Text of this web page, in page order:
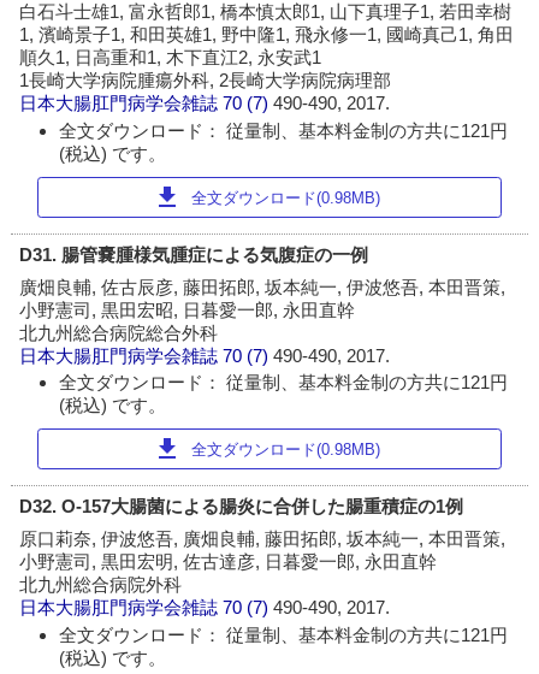
白石斗士雄1, 富永哲郎1, 橋本慎太郎1, 山下真理子1, 若田幸樹
1, 濱崎景子1, 和田英雄1, 野中隆1, 飛永修一1, 國崎真己1, 角田
順久1, 日高重和1, 木下直江2, 永安武1
1長崎大学病院腫瘍外科, 2長崎大学病院病理部
日本大腸肛門病学会雑誌 70 (7)490-490, 2017.
全文ダウンロード： 従量制、基本料金制の方共に121円
(税込) です。
download 全文ダウンロード(0.98MB)
D31. 腸管嚢腫様気腫症による気腹症の一例
廣畑良輔, 佐古辰彦, 藤田拓郎, 坂本純一, 伊波悠吾, 本田晋策,
小野憲司, 黒田宏昭, 日暮愛一郎, 永田直幹
北九州総合病院総合外科
日本大腸肛門病学会雑誌 70 (7)490-490, 2017.
全文ダウンロード： 従量制、基本料金制の方共に121円
(税込) です。
download 全文ダウンロード(0.98MB)
D32. O-157大腸菌による腸炎に合併した腸重積症の1例
原口莉奈, 伊波悠吾, 廣畑良輔, 藤田拓郎, 坂本純一, 本田晋策,
小野憲司, 黒田宏明, 佐古達彦, 日暮愛一郎, 永田直幹
北九州総合病院外科
日本大腸肛門病学会雑誌 70 (7)490-490, 2017.
全文ダウンロード： 従量制、基本料金制の方共に121円
(税込) です。